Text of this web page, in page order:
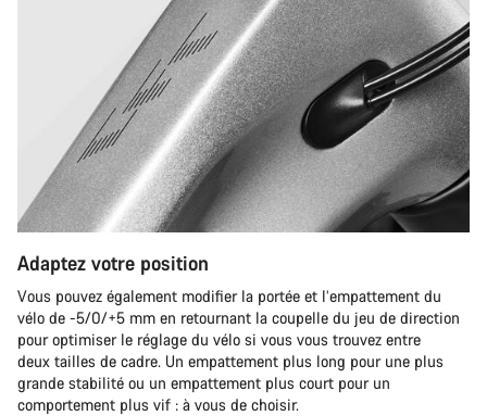
Adaptez votre position
Vous pouvez également modifier la portée et l’empattement du
vélo de -5/0/+5 mm en retournant la coupelle du jeu de direction
pour optimiser le réglage du vélo si vous vous trouvez entre
deux tailles de cadre. Un empattement plus long pour une plus
grande stabilité ou un empattement plus court pour un
comportement plus vif : à vous de choisir.